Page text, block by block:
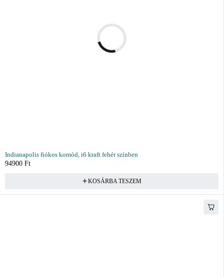
Indianapolis fiókos komód, i6 kraft fehér színben
94900 Ft
KOSÁRBA TESZEM